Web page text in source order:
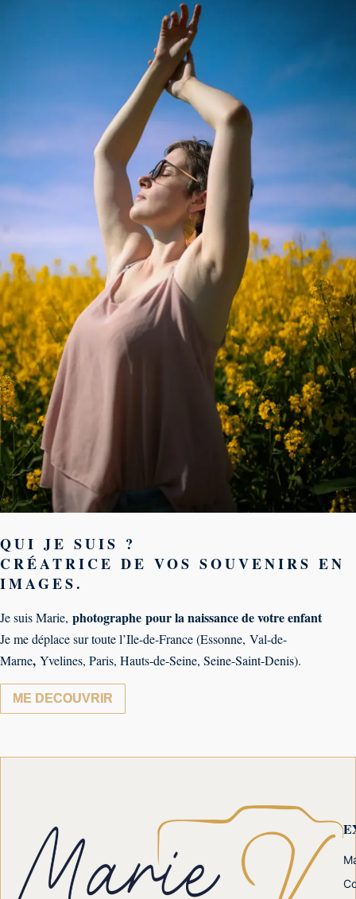
QUI JE SUIS ?
CRÉATRICE DE VOS SOUVENIRS EN
IMAGES.
Je suis Marie, photographe pour la naissance de votre enfant
Je me déplace sur toute l’Ile-de-France (Essonne, Val-de-
Marne, Yvelines, Paris, Hauts-de-Seine, Seine-Saint-Denis).
ME DECOUVRIR